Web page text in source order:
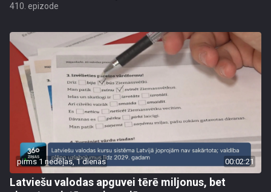
410. epizode
pirms 1 nedēļas, 1 dienas 00:02:21
Latviešu valodas apguvei tērē miljonus, bet